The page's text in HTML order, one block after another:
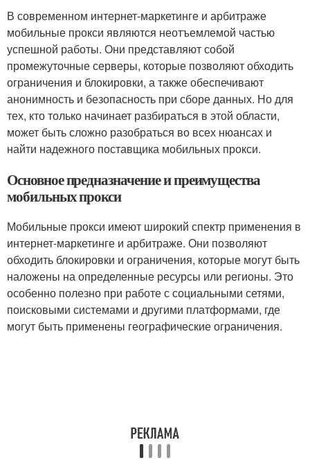
В современном интернет-маркетинге и арбитраже
мобильные прокси являются неотъемлемой частью
успешной работы. Они представляют собой
промежуточные серверы, которые позволяют обходить
ограничения и блокировки, а также обеспечивают
анонимность и безопасность при сборе данных. Но для
тех, кто только начинает разбираться в этой области,
может быть сложно разобраться во всех нюансах и
найти надежного поставщика мобильных прокси.
Основное предназначение и преимущества
мобильных прокси
Мобильные прокси имеют широкий спектр применения в
интернет-маркетинге и арбитраже. Они позволяют
обходить блокировки и ограничения, которые могут быть
наложены на определенные ресурсы или регионы. Это
особенно полезно при работе с социальными сетями,
поисковыми системами и другими платформами, где
могут быть применены географические ограничения.